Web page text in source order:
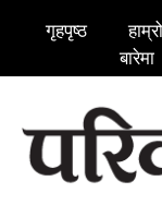
गृहपृष्ठ
हाम्रो
बारेमा